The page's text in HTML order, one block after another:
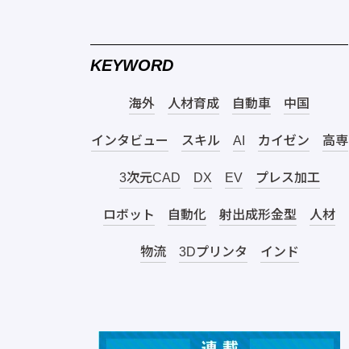
KEYWORD
海外 人材育成 自動車 中国
インタビュー スキル AI カイゼン 高専
3次元CAD DX EV プレス加工
ロボット 自動化 射出成形金型 人材
物流 3Dプリンタ インド